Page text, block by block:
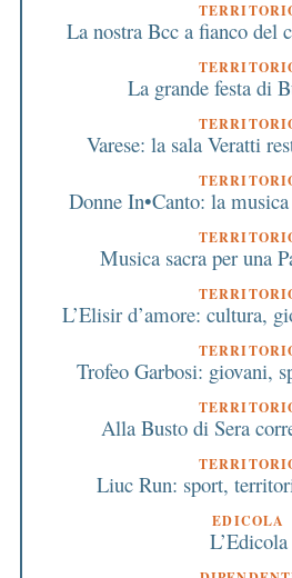
La nostra Bcc a fianco del
La grande festa di
Varese: la sala Veratti
Donne In•Canto: la
Musica sacra per una
L’Elisir d’amore: cultura,
Trofeo Garbosi: giovani,
Alla Busto di Sera
Liuc Run: sport,
EDICOLA
L’Edicola